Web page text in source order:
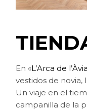
En «L’Arca de
vestidos de novia,
Un viaje en el
campanilla de la